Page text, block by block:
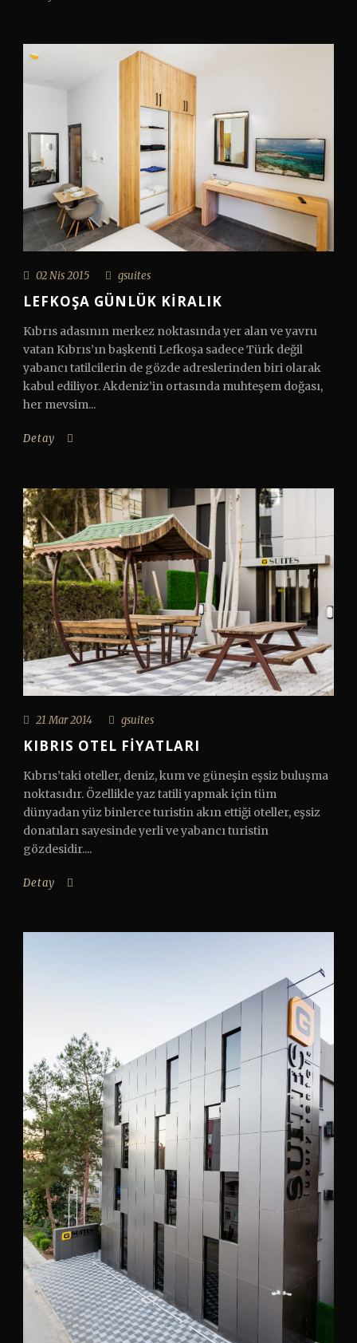
02 Nis 2015 gsuites
LEFKOŞA GÜNLÜK KIRALIK
Kıbrıs adasının merkez noktasında yer alan ve yavru
vatan Kıbrıs’ın başkenti Lefkoşa sadece Türk değil
yabancı tatilcilerin de gözde adreslerinden biri olarak
kabul ediliyor. Akdeniz’in ortasında muhteşem doğası,
her mevsim...
Detay
21 Mar 2014 gsuites
KIBRIS OTEL FIYATLARI
Kıbrıs’taki oteller, deniz, kum ve güneşin eşsiz buluşma
noktasıdır. Özellikle yaz tatili yapmak için tüm
dünyadan yüz binlerce turistin akın ettiği oteller, eşsiz
donatıları sayesinde yerli ve yabancı turistin
gözdesidir....
Detay